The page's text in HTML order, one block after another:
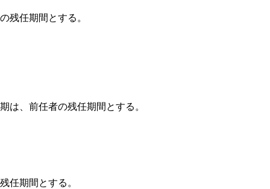
残任期間とする。
、前任者の残任期間とする。
任期間とする。